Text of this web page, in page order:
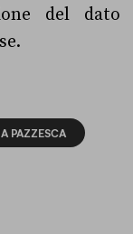
del dato
PAZZESCA